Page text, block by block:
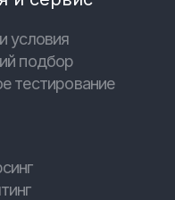
условия
подбор
тестирование